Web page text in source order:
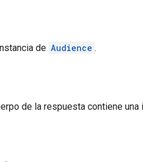
de Audience .
de la respuesta contiene una